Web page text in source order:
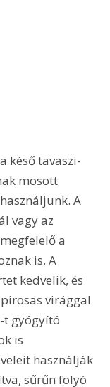
késő tavaszi-
mosott
A
vagy az
a
is. A
kedvelik, és
virággal
t gyógyító
is
használják
sűrűn folyó